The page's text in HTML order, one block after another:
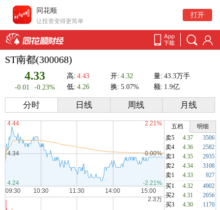
同花顺
让投资变得更简单
打开
ST南都(300068)
4.33
-0.01 -0.23%
高: 4.43 开: 4.32 量: 43.3万手
低: 4.26 换: 5.07% 额: 1.9亿
分时 日线 周线 月线
五档
明细
卖5
4.37
3506
卖4
4.36
2582
卖3
4.35
2935
卖2
4.34
3108
卖1
4.33
927
买1
4.32
4902
买2
4.31
2056
买3
4.30
1170